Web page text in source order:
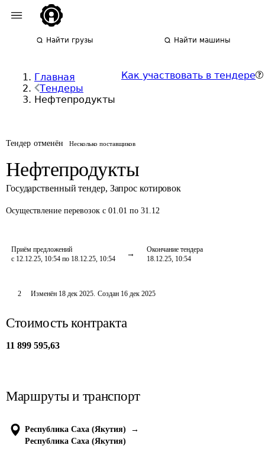
Найти грузы Найти машины
Главная
Тендеры
Нефтепродукты
Как участвовать в тендере
Тендер отменён Несколько поставщиков
Нефтепродукты
Государственный тендер, Запрос котировок
Осуществление перевозок с 01.01 по 31.12
Приём предложений
с 12.12.25, 10:54 по 18.12.25, 10:54
Окончание тендера
18.12.25, 10:54
2 Изменён 18 дек 2025. Создан 16 дек 2025
Стоимость контракта
11 899 595,63
Маршруты и транспорт
Республика Саха (Якутия)
→
Республика Саха (Якутия)